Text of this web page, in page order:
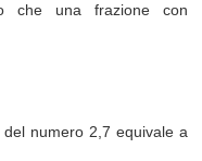
che una frazione con
numero 2,7 equivale a